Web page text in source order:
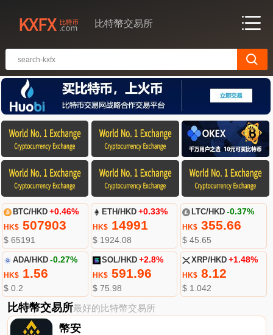
比特幣交易所
BTC/HKD +0.46%
HK$507903
$ 65191
ETH/HKD +0.33%
HK$ 14991
$ 1924.08
LTC/HKD -0.37%
HK$355.66
$ 45.65
ADA/HKD -0.27%
HK$1.56
$ 0.2
SOL/HKD +2.8%
HK$ 591.96
$ 75.98
XRP/HKD +1.48%
HK$8.12
$ 1.042
比特幣交易所最好的比特幣交易所
幣安